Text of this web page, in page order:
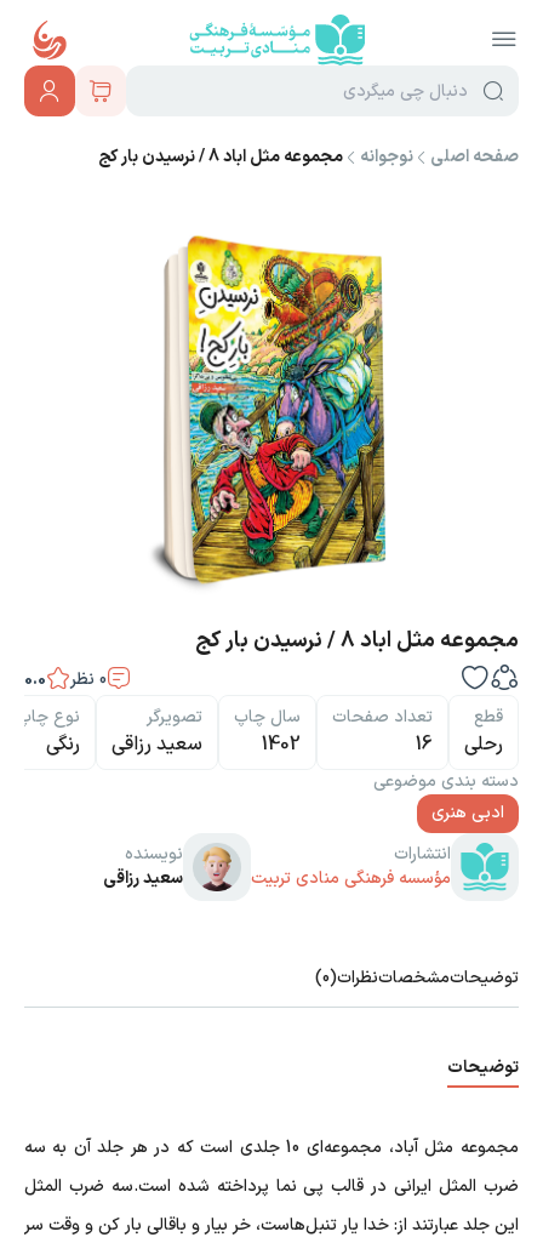
صفحه اصلی نوجوانه مجموعه مثل اباد 8 / نرسیدن بار کج
مجموعه مثل اباد 8 / نرسیدن بار کج
0 نظر
0.0
قطع
رحلی
تعداد صفحات
16
سال چاپ
1402
تصویرگر
سعید رزاقی
نوع چاپ
رنگی
دسته بندی موضوعی
ادبی هنری
انتشارات
مؤسسه فرهنگی منادی تربیت
نویسنده
سعید رزاقی
توضیحاتمشخصاتنظرات(0)
توضیحات
مجموعه مثل آباد، مجموعه‌ای 10 جلدی است که در هر جلد آن به سه
ضرب المثل ایرانی در قالب پی نما پرداخته شده است.سه ضرب المثل
این جلد عبارتند از: خدا یار تنبل‌هاست، خر بیار و باقالی بار کن و وقت سر